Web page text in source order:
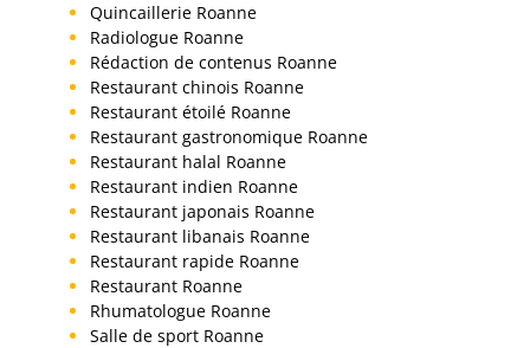
Quincaillerie Roanne
Radiologue Roanne
Rédaction de contenus Roanne
Restaurant chinois Roanne
Restaurant étoilé Roanne
Restaurant gastronomique Roanne
Restaurant halal Roanne
Restaurant indien Roanne
Restaurant japonais Roanne
Restaurant libanais Roanne
Restaurant rapide Roanne
Restaurant Roanne
Rhumatologue Roanne
Salle de sport Roanne